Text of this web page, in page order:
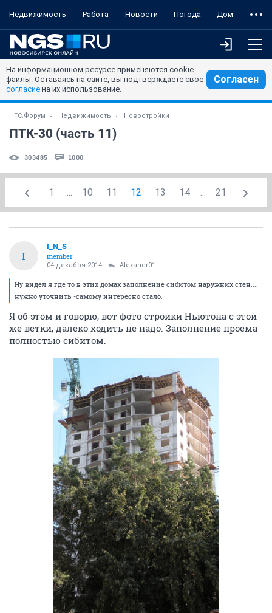
Недвижимость Работа Новости Погода Дом
На информационном ресурсе применяются cookie-
файлы. Оставаясь на сайте, вы подтверждаете свое
согласие на их использование.
Согласен
НГС.Форум Недвижимость Новостройки
ПТК-30 (часть 11)
303485 1000
1 ... 10 11 12 13 14 ... 21
I
I_N_S
member
04 декабря 2014 Alexandr01
Ну видел я где то в этих домах заполнение сибитом наружних стен....
нужно уточнить -самому интересно стало.
Я об этом и говорю, вот фото стройки Ньютона с этой
же ветки, далеко ходить не надо. Заполнение проема
полностью сибитом.